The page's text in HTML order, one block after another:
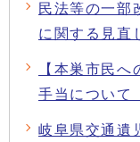
民法等の一部
に関する見直
【本巣市民
手当について
岐阜県交通遺